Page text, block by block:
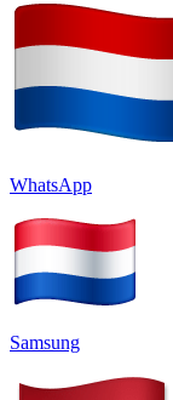
WhatsApp
Samsung